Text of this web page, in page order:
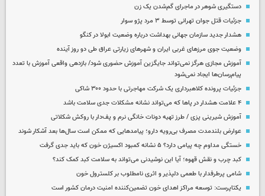
دستگیری شوهر در ماجرای گم‌شدن یک زن
جزئیات قتل جوان تهرانی توسط ۳ مرد پژو سوار
هشدار جدید سازمان جهانی بهداشت درباره وضعیت ابولا در کنگو
وضعیت جوی مرزهای غربی ایران و شهرهای زیارتی عراق طی دو روز آینده
آموزش مجازی هرگز نمی‌تواند جایگزین آموزش حضوری شود/ بازدهی واقعی آموزش با تعدد
پیام‌رسان‌ها ایجاد نمی‌شود
جزئیات پرونده کلاهبرداری یک شرکت مهاجرتی با حدود ۳۰۰ شاکی
۴ علامت هشدار در پاها که می‌تواند نشانه مشکلات جدی سلامت باشد
آموزش شیرینی پزی / طرز تهیه دونات خانگی نرم و پف‌دار با روکش شکلاتی
عوارض بلندمدت مصرف بی‌رویه دارو؛ پیامدهایی که ممکن است سال‌ها بعد آشکار شوند
خستگی مداوم چه پیامی دارد؟ ۵ نشانه کمبود اکسیژن خون که باید جدی گرفت
کبد چرب و نقش قهوه؛ آیا این نوشیدنی می‌تواند به سلامت کبد کمک کند؟
شامی پرطرفدار با طعمی دلپذیر و اثری نامطلوب بر کلسترول خون
یکتاپرست: توسعه مراکز اهدای خون تضمین‌کننده امنیت درمان کشور است